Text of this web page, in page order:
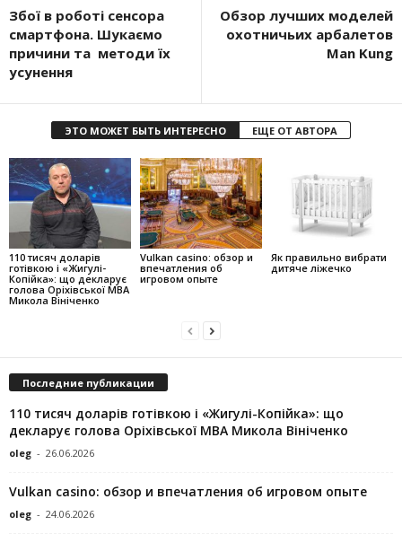
Збої в роботі сенсора
смартфона. Шукаємо
причини та методи їх
усунення
Обзор лучших моделей
охотничьих арбалетов
Man Kung
ЭТО МОЖЕТ БЫТЬ ИНТЕРЕСНО ЕЩЕ ОТ АВТОРА
110 тисяч доларів
готівкою і «Жигулі-
Копійка»: що декларує
голова Оріхівської МВА
Микола Вініченко
Vulkan casino: обзор и
впечатления об
игровом опыте
Як правильно вибрати
дитяче ліжечко
Последние публикации
110 тисяч доларів готівкою і «Жигулі-Копійка»: що
декларує голова Оріхівської МВА Микола Вініченко
oleg - 26.06.2026
Vulkan casino: обзор и впечатления об игровом опыте
oleg - 24.06.2026